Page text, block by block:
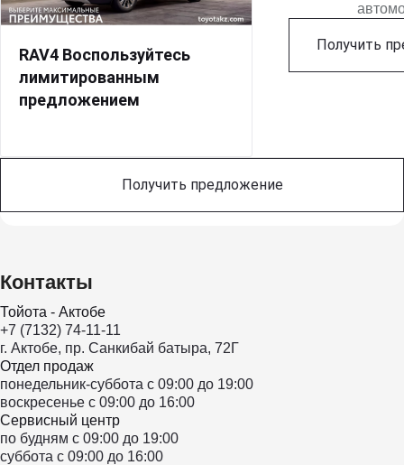
RAV4 Воспользуйтесь
лимитированным
предложением
Получить
Получить предложение
Контакты
Тойота - Актобе
+7 (7132) 74-11-11
г. Актобе, пр. Санкибай батыра, 72Г
Отдел продаж
понедельник-суббота с 09:00 до 19:00
воскресенье с 09:00 до 16:00
Сервисный центр
по будням с 09:00 до 19:00
суббота с 09:00 до 16:00